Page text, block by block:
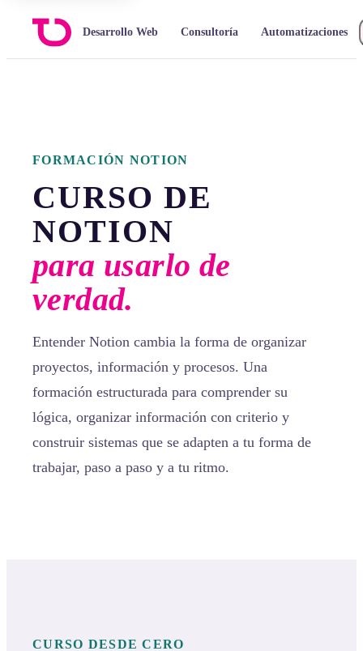
Desarrollo Web Consultoría Automatizaciones
FORMACIÓN NOTION
CURSO DE
NOTION
para usarlo de
verdad.
Entender Notion cambia la forma de organizar
proyectos, información y procesos. Una
formación estructurada para comprender su
lógica, organizar información con criterio y
construir sistemas que se adapten a tu forma de
trabajar, paso a paso y a tu ritmo.
CURSO DESDE CERO